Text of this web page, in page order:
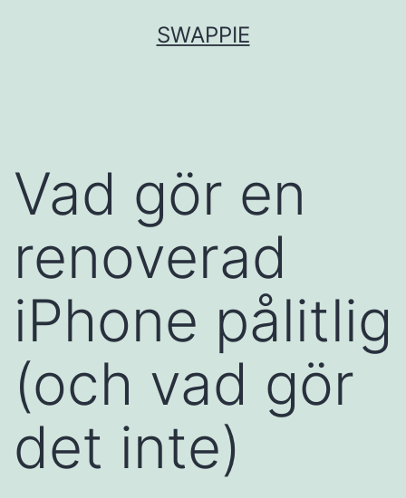
SWAPPIE
Vad gör en
renoverad
iPhone pålitlig
(och vad gör
det inte)